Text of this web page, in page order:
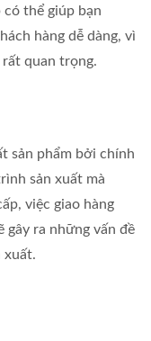
thể giúp bạn
hàng dễ dàng, vì
quan trọng.
sản phẩm bởi chính
sản xuất mà
việc giao hàng
gây ra những vấn đề
xuất.